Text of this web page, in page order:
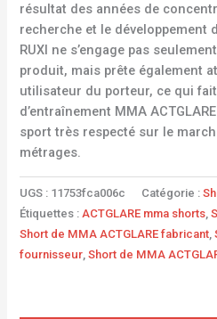
résultat des années de
recherche et le développement
RUXI ne s’engage pas
produit, mais prête également
utilisateur du porteur, ce qui
d’entraînement MMA
sport très respecté sur le
métrages.
UGS : 11753fca006c Catégorie :
Étiquettes :ACTGLARE mma shorts,
Short de MMA ACTGLARE fabricant,
fournisseur,Short de MMA